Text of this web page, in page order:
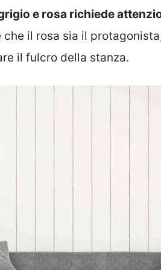
e rosa richiede
che il rosa sia il
il fulcro della stanza.